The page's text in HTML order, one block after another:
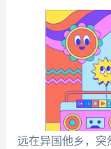
远在异国他乡，突